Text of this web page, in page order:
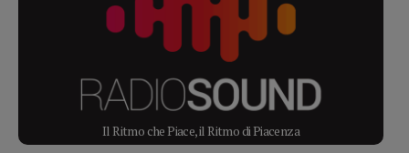
Il Ritmo che Piace, il Ritmo di Piacenza